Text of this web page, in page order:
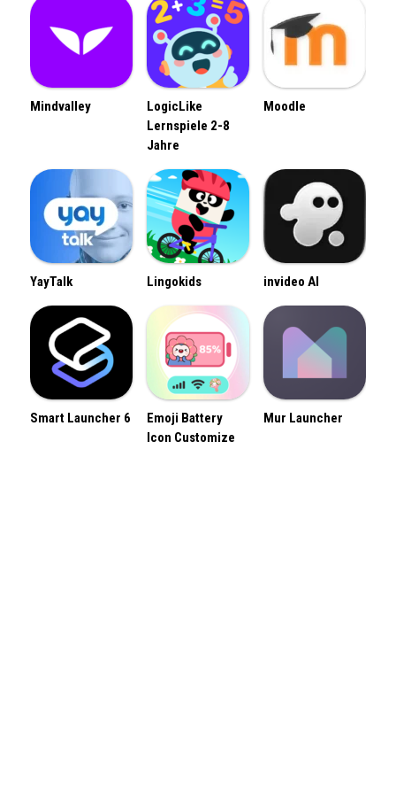
Mindvalley
LogicLike
Lernspiele 2-8
Jahre
Moodle
YayTalk Lingokids invideo AI
Smart Launcher 6
Emoji Battery
Icon Customize
Mur Launcher